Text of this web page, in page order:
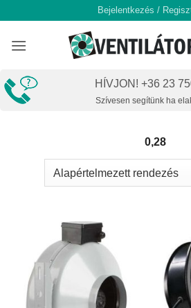
content
Bejelentkezés /
HÍVJON! +36 23
Szívesen segítünk ha
0,28